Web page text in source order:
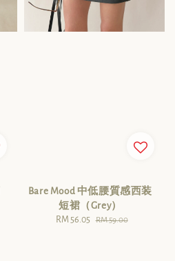
Bare Mood 中低腰質感西装
短裙（Grey）
Sale
RM 56.05 Regular
RM 59.00